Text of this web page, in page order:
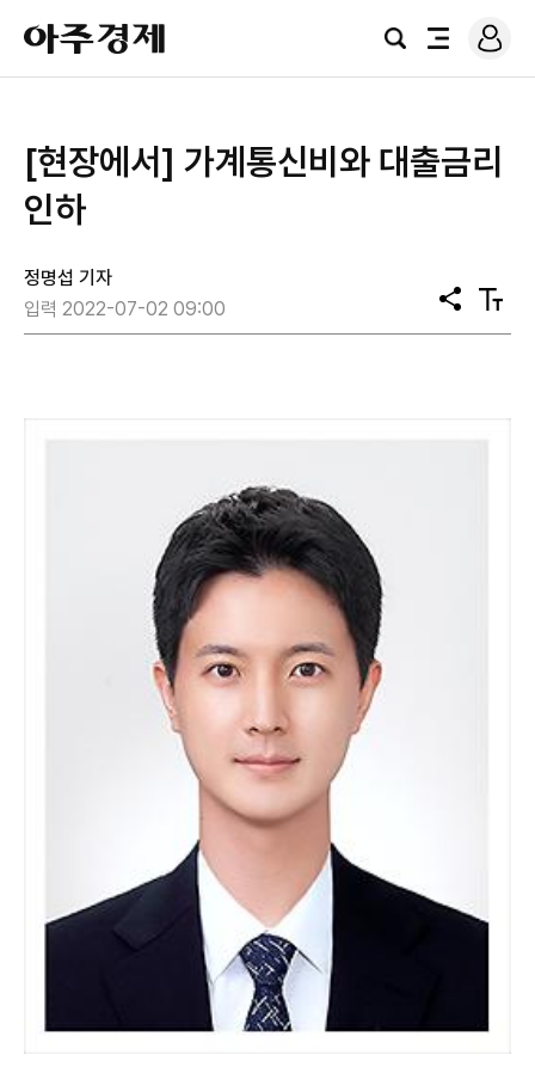
아
주
경
검
전
로
그
[현장에서] 가계통신비와 대출금리
인하
정명섭 기자
입력 2022-07-02 09:00
공
유
텍
스